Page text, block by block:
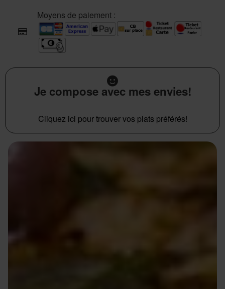
Moyens de paiement :
Je compose avec mes envies!
Cliquez ici pour trouver vos plats préférés!